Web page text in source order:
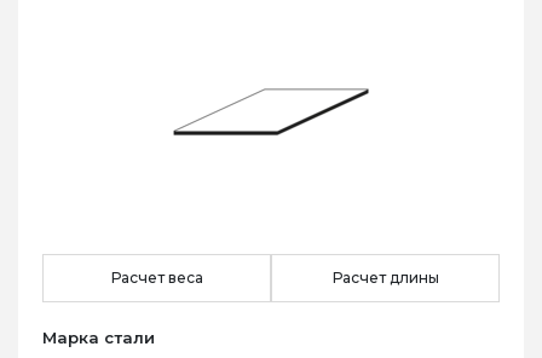
Расчет веса Расчет длины
Марка стали